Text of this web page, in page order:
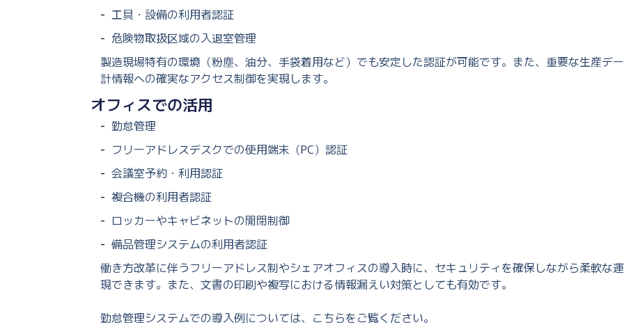
工具・設備の利用者認証
危険物取扱区域の入退室管理
製造現場特有の環境（粉塵、油分、手袋着用など）でも安定した認証が可能です。また、重要な生産デ
計情報への確実なアクセス制御を実現します。
オフィスでの活用
勤怠管理
フリーアドレスデスクでの使用端末（PC）認証
会議室予約・利用認証
複合機の利用者認証
ロッカーやキャビネットの開閉制御
備品管理システムの利用者認証
働き方改革に伴うフリーアドレス制やシェアオフィスの導入時に、セキュリティを確保しながら柔軟な
現できます。また、文書の印刷や複写における情報漏えい対策としても有効です。
勤怠管理システムでの導入例については、こちらをご覧ください。